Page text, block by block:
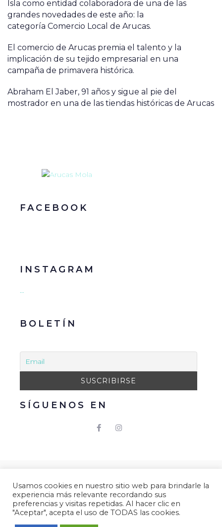
Isla como entidad colaboradora de una de las
grandes novedades de este año: la
categoría Comercio Local de Arucas.
El comercio de Arucas premia el talento y la
implicación de su tejido empresarial en una
campaña de primavera histórica.
Abraham El Jaber, 91 años y sigue al pie del
mostrador en una de las tiendas históricas de Arucas
FACEBOOK
INSTAGRAM
…
BOLETÍN
SÍGUENOS EN
© 2021 Gacmark – Arucas Mola. Todos los derechos
reservados.
Aviso Legal|Política de Privacidad|Política de
Cookies.
Usamos cookies en nuestro sitio web para brindarle la
experiencia más relevante recordando sus
preferencias y visitas repetidas. Al hacer clic en
"Aceptar", acepta el uso de TODAS las cookies.